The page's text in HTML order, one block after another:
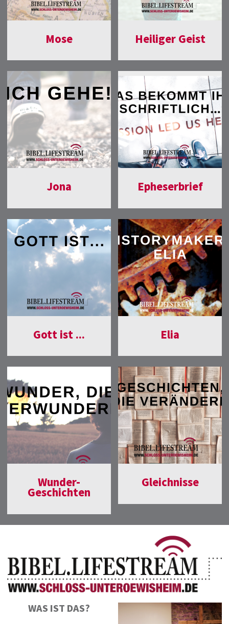
Mose Heiliger Geist
Jona Epheserbrief
Gott ist ... Elia
Wunder-
Geschichten
Gleichnisse
WAS IST DAS?